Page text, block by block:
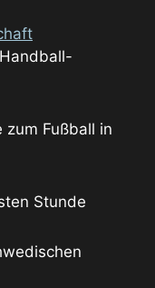
zum Fußball in
Stunde